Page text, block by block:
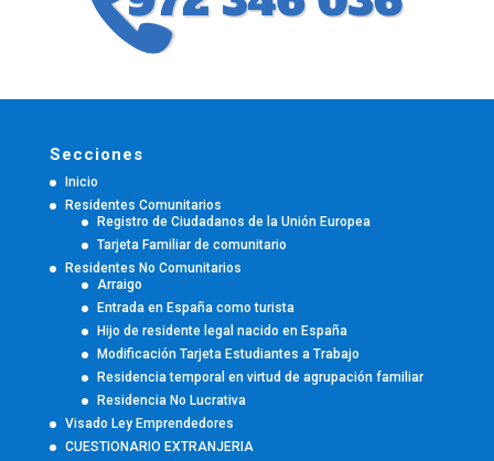
Secciones
Inicio
Residentes Comunitarios
Registro de Ciudadanos de la Unión Europea
Tarjeta Familiar de comunitario
Residentes No Comunitarios
Arraigo
Entrada en España como turista
Hijo de residente legal nacido en España
Modificación Tarjeta Estudiantes a Trabajo
Residencia temporal en virtud de agrupación familiar
Residencia No Lucrativa
Visado Ley Emprendedores
CUESTIONARIO EXTRANJERIA